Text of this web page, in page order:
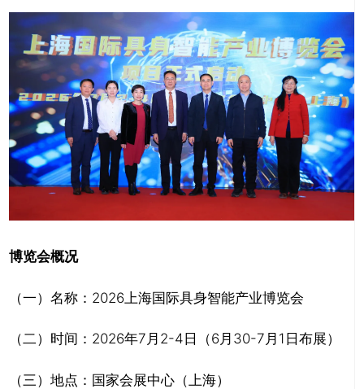
博览会概况
（一）名称：2026上海国际具身智能产业博览会
（二）时间：2026年7月2-4日（6月30-7月1日布展）
（三）地点：国家会展中心（上海）